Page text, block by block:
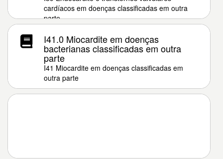
cardíacos em doenças classificadas em outra
parte
I41.0 Miocardite em doenças
bacterianas classificadas em outra
parte
I41 Miocardite em doenças classificadas em
outra parte